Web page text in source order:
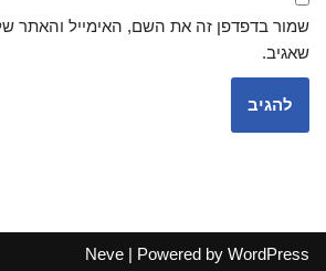
שמור בדפדפן זה את השם, האימייל והאתר
שאגיב.
Neve | Powered by WordPress